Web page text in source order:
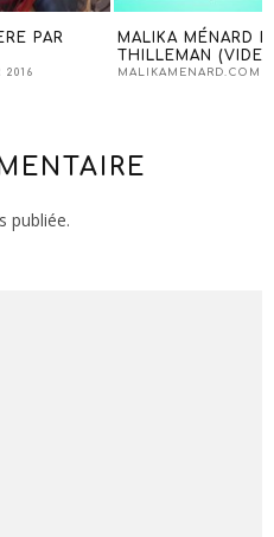
PAR
2016
MALIKA MÉNARD
THILLEMAN
MALIKAMENARD.COM
publiée.